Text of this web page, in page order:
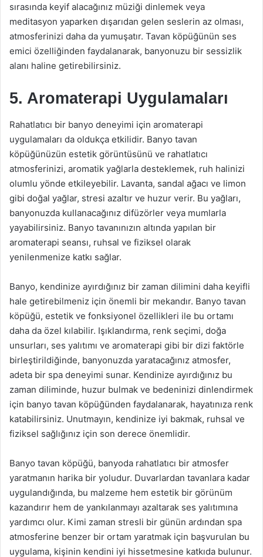
sırasında keyif alacağınız müziği dinlemek veya
meditasyon yaparken dışarıdan gelen seslerin az olması,
atmosferinizi daha da yumuşatır. Tavan köpüğünün ses
emici özelliğinden faydalanarak, banyonuzu bir sessizlik
alanı haline getirebilirsiniz.
5. Aromaterapi Uygulamaları
Rahatlatıcı bir banyo deneyimi için aromaterapi
uygulamaları da oldukça etkilidir. Banyo tavan
köpüğünüzün estetik görüntüsünü ve rahatlatıcı
atmosferinizi, aromatik yağlarla desteklemek, ruh halinizi
olumlu yönde etkileyebilir. Lavanta, sandal ağacı ve limon
gibi doğal yağlar, stresi azaltır ve huzur verir. Bu yağları,
banyonuzda kullanacağınız difüzörler veya mumlarla
yayabilirsiniz. Banyo tavanınızın altında yapılan bir
aromaterapi seansı, ruhsal ve fiziksel olarak
yenilenmenize katkı sağlar.
Banyo, kendinize ayırdığınız bir zaman dilimini daha keyifli
hale getirebilmeniz için önemli bir mekandır. Banyo tavan
köpüğü, estetik ve fonksiyonel özellikleri ile bu ortamı
daha da özel kılabilir. Işıklandırma, renk seçimi, doğa
unsurları, ses yalıtımı ve aromaterapi gibi bir dizi faktörle
birleştirildiğinde, banyonuzda yaratacağınız atmosfer,
adeta bir spa deneyimi sunar. Kendinize ayırdığınız bu
zaman diliminde, huzur bulmak ve bedeninizi dinlendirmek
için banyo tavan köpüğünden faydalanarak, hayatınıza renk
katabilirsiniz. Unutmayın, kendinize iyi bakmak, ruhsal ve
fiziksel sağlığınız için son derece önemlidir.
Banyo tavan köpüğü, banyoda rahatlatıcı bir atmosfer
yaratmanın harika bir yoludur. Duvarlardan tavanlara kadar
uygulandığında, bu malzeme hem estetik bir görünüm
kazandırır hem de yankılanmayı azaltarak ses yalıtımına
yardımcı olur. Kimi zaman stresli bir günün ardından spa
atmosferine benzer bir ortam yaratmak için başvurulan bu
uygulama, kişinin kendini iyi hissetmesine katkıda bulunur.